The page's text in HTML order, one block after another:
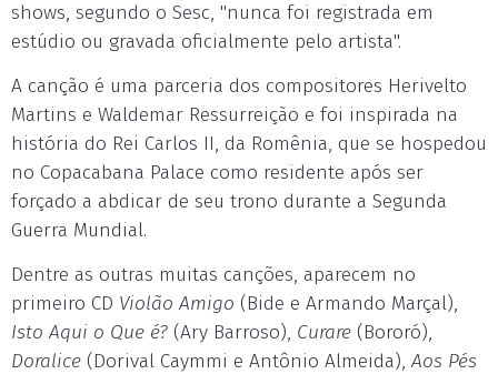
shows, segundo o Sesc, "nunca foi registrada em
estúdio ou gravada oficialmente pelo artista".
A canção é uma parceria dos compositores Herivelto
Martins e Waldemar Ressurreição e foi inspirada na
história do Rei Carlos II, da Romênia, que se hospedou
no Copacabana Palace como residente após ser
forçado a abdicar de seu trono durante a Segunda
Guerra Mundial.
Dentre as outras muitas canções, aparecem no
primeiro CD Violão Amigo (Bide e Armando Marçal),
Isto Aqui o Que é? (Ary Barroso), Curare (Bororó),
Doralice (Dorival Caymmi e Antônio Almeida),Aos Pés